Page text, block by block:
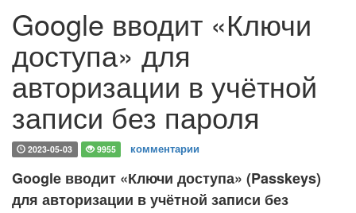
Google вводит «Ключи
доступа» для
авторизации в учётной
записи без пароля
2023-05-03 9955 комментарии
Google вводит «Ключи доступа» (Passkeys)
для авторизации в учётной записи без